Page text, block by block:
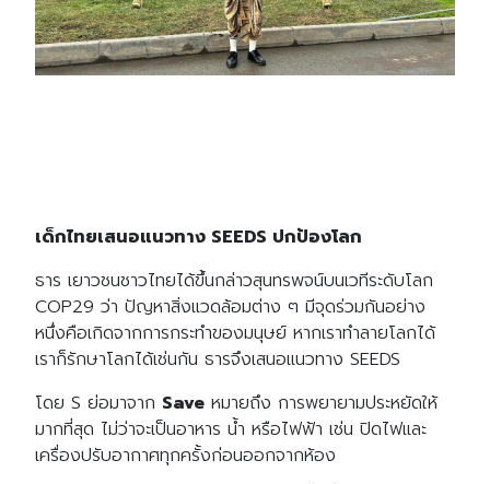
เด็กไทยเสนอแนวทาง SEEDS ปกป้องโลก
ธาร เยาวชนชาวไทยได้ขึ้นกล่าวสุนทรพจน์บนเวทีระดับโลก
COP29 ว่า ปัญหาสิ่งแวดล้อมต่าง ๆ มีจุดร่วมกันอย่าง
หนึ่งคือเกิดจากการกระทำของมนุษย์ หากเราทำลายโลกได้
เราก็รักษาโลกได้เช่นกัน ธารจึงเสนอแนวทาง SEEDS
โดย S ย่อมาจาก Save หมายถึง การพยายามประหยัดให้
มากที่สุด ไม่ว่าจะเป็นอาหาร น้ำ หรือไฟฟ้า เช่น ปิดไฟและ
เครื่องปรับอากาศทุกครั้งก่อนออกจากห้อง